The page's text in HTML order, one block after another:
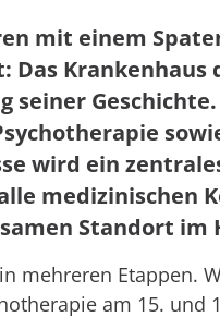
mit einem
Krankenhaus
seiner
wird ein
medizinischen
Standort im
mehreren Etappen.
am 15. und